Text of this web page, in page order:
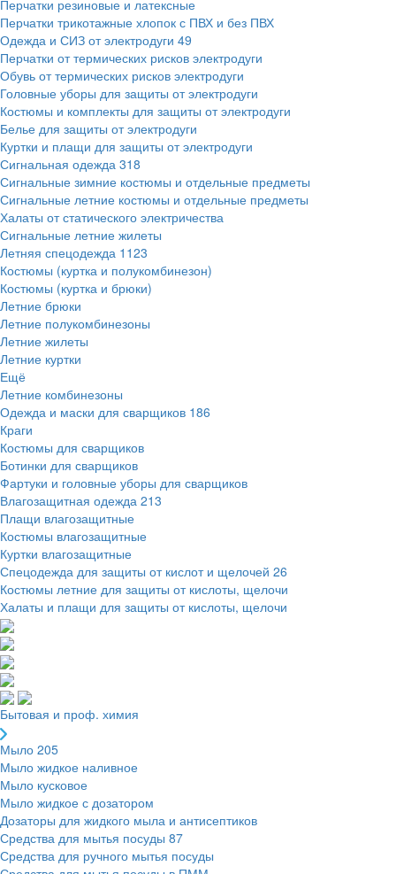
Перчатки резиновые и латексные
Перчатки трикотажные хлопок с ПВХ и без ПВХ
Одежда и СИЗ от электродуги 49
Перчатки от термических рисков электродуги
Обувь от термических рисков электродуги
Головные уборы для защиты от электродуги
Костюмы и комплекты для защиты от электродуги
Белье для защиты от электродуги
Куртки и плащи для защиты от электродуги
Сигнальная одежда 318
Сигнальные зимние костюмы и отдельные предметы
Сигнальные летние костюмы и отдельные предметы
Халаты от статического электричества
Сигнальные летние жилеты
Летняя спецодежда 1123
Костюмы (куртка и полукомбинезон)
Костюмы (куртка и брюки)
Летние брюки
Летние полукомбинезоны
Летние жилеты
Летние куртки
Ещё
Летние комбинезоны
Одежда и маски для сварщиков 186
Краги
Костюмы для сварщиков
Ботинки для сварщиков
Фартуки и головные уборы для сварщиков
Влагозащитная одежда 213
Плащи влагозащитные
Костюмы влагозащитные
Куртки влагозащитные
Спецодежда для защиты от кислот и щелочей 26
Костюмы летние для защиты от кислоты, щелочи
Халаты и плащи для защиты от кислоты, щелочи
Бытовая и проф. химия
Мыло 205
Мыло жидкое наливное
Мыло кусковое
Мыло жидкое с дозатором
Дозаторы для жидкого мыла и антисептиков
Средства для мытья посуды 87
Средства для ручного мытья посуды